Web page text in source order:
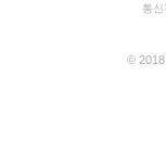
통
© 2018